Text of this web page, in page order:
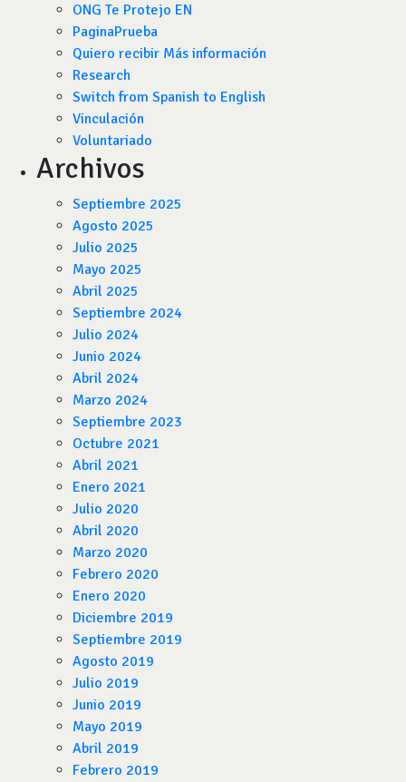
ONG Te Protejo EN
PaginaPrueba
Quiero recibir Más información
Research
Switch from Spanish to English
Vinculación
Voluntariado
Archivos
Septiembre 2025
Agosto 2025
Julio 2025
Mayo 2025
Abril 2025
Septiembre 2024
Julio 2024
Junio 2024
Abril 2024
Marzo 2024
Septiembre 2023
Octubre 2021
Abril 2021
Enero 2021
Julio 2020
Abril 2020
Marzo 2020
Febrero 2020
Enero 2020
Diciembre 2019
Septiembre 2019
Agosto 2019
Julio 2019
Junio 2019
Mayo 2019
Abril 2019
Febrero 2019